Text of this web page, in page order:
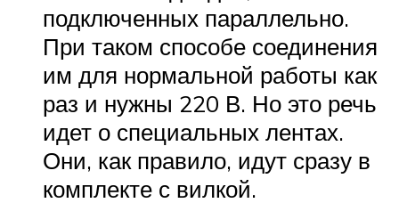
подключенных параллельно.
При таком способе соединения
им для нормальной работы как
раз и нужны 220 В. Но это речь
идет о специальных лентах.
Они, как правило, идут сразу в
комплекте с вилкой.